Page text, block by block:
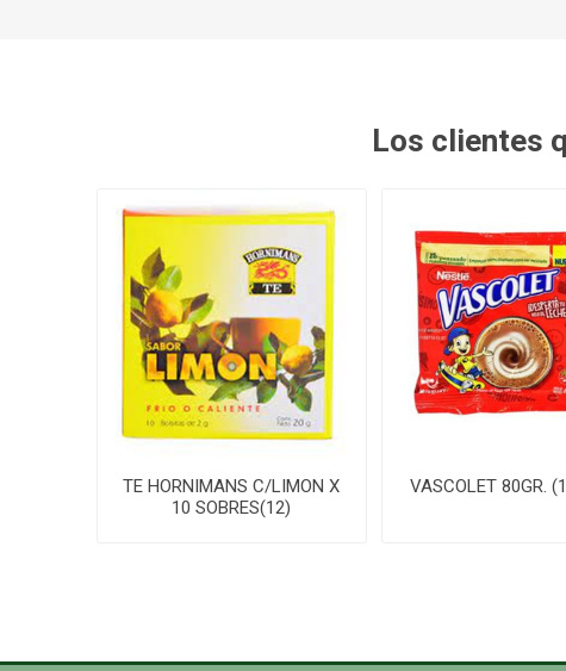
Los clientes
TE HORNIMANS C/LIMON X
10 SOBRES(12)
VASCOLET 80GR.